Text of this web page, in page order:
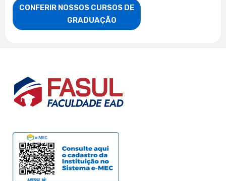
CONFERIR NOSSOS CURSOS DE
                    GRADUAÇÃO